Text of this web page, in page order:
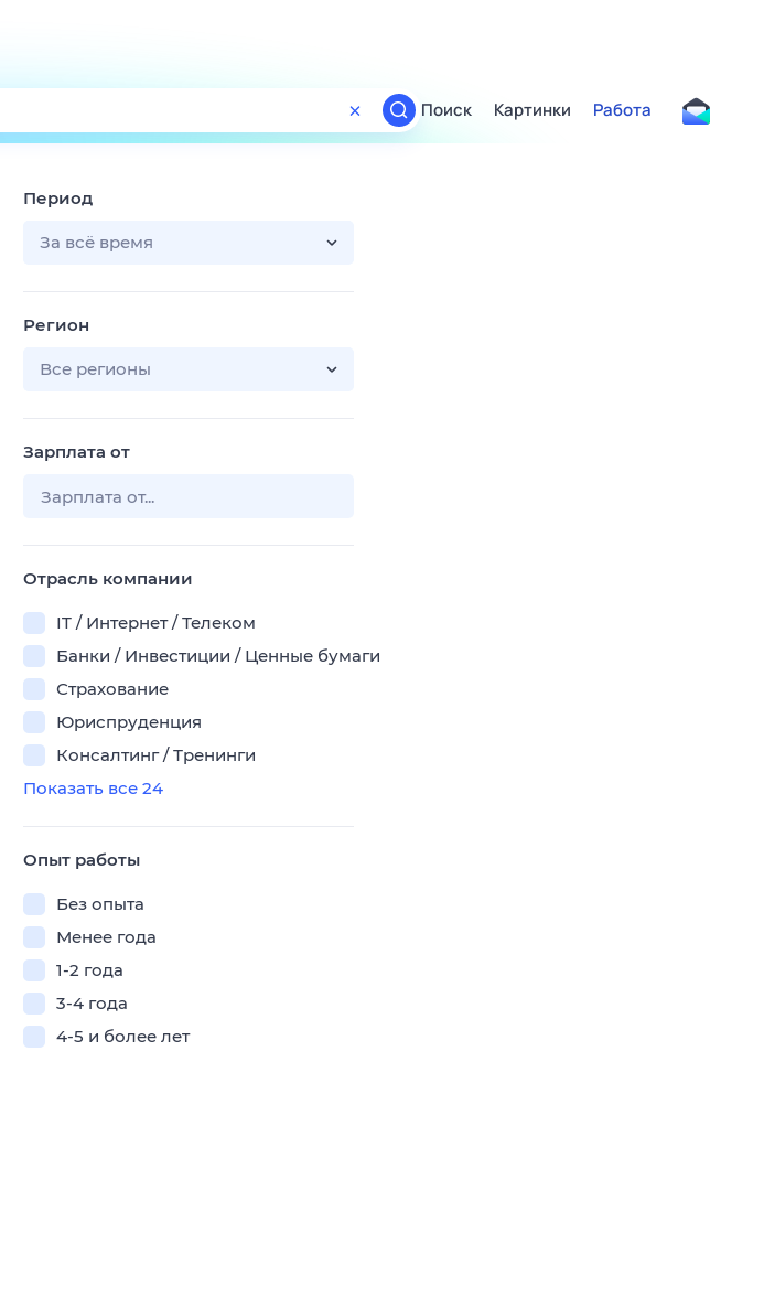
Поиск
ТВ-программа
Поиск Картинки Работа
Период
За всё время
Регион
Все регионы
Зарплата от
Отрасль компании
IT / Интернет / Телеком
Банки / Инвестиции / Ценные бумаги
Страхование
Юриспруденция
Консалтинг / Тренинги
Показать все 24
Опыт работы
Без опыта
Менее года
1-2 года
3-4 года
4-5 и более лет